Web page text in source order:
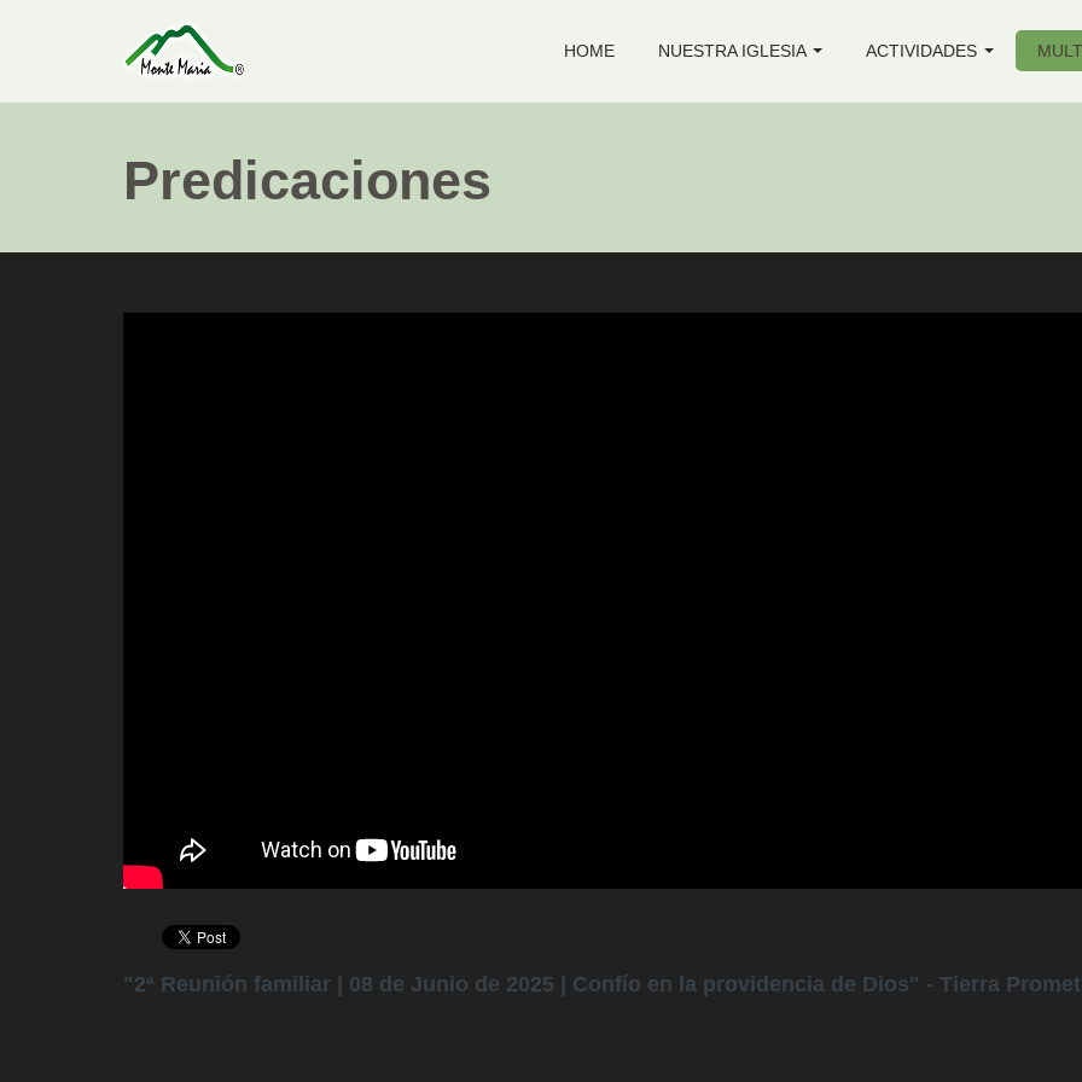
HOME NUESTRA IGLESIA ACTIVIDADES
Predicaciones
"2ª Reunión familiar | 08 de Junio de 2025 | Confío en la providencia de Dios" - Tierra